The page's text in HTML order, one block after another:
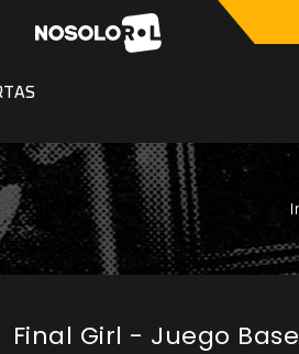
Final Girl - Juego Base